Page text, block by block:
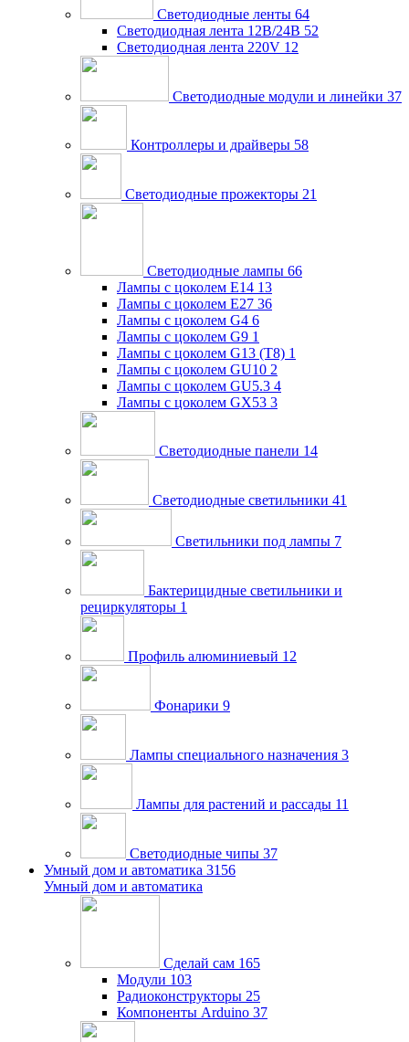
Светодиодные ленты 64
Светодиодная лента 12В/24В 52
Светодиодная лента 220V 12
Светодиодные модули и линейки 37
Контроллеры и драйверы 58
Светодиодные прожекторы 21
Светодиодные лампы 66
Лампы с цоколем E14 13
Лампы с цоколем E27 36
Лампы с цоколем G4 6
Лампы с цоколем G9 1
Лампы с цоколем G13 (Т8) 1
Лампы с цоколем GU10 2
Лампы с цоколем GU5.3 4
Лампы с цоколем GX53 3
Светодиодные панели 14
Светодиодные светильники 41
Светильники под лампы 7
Бактерицидные светильники и
рециркуляторы 1
Профиль алюминиевый 12
Фонарики 9
Лампы специального назначения 3
Лампы для растений и рассады 11
Светодиодные чипы 37
Умный дом и автоматика 3156
Умный дом и автоматика
Сделай сам 165
Модули 103
Радиоконструкторы 25
Компоненты Arduino 37